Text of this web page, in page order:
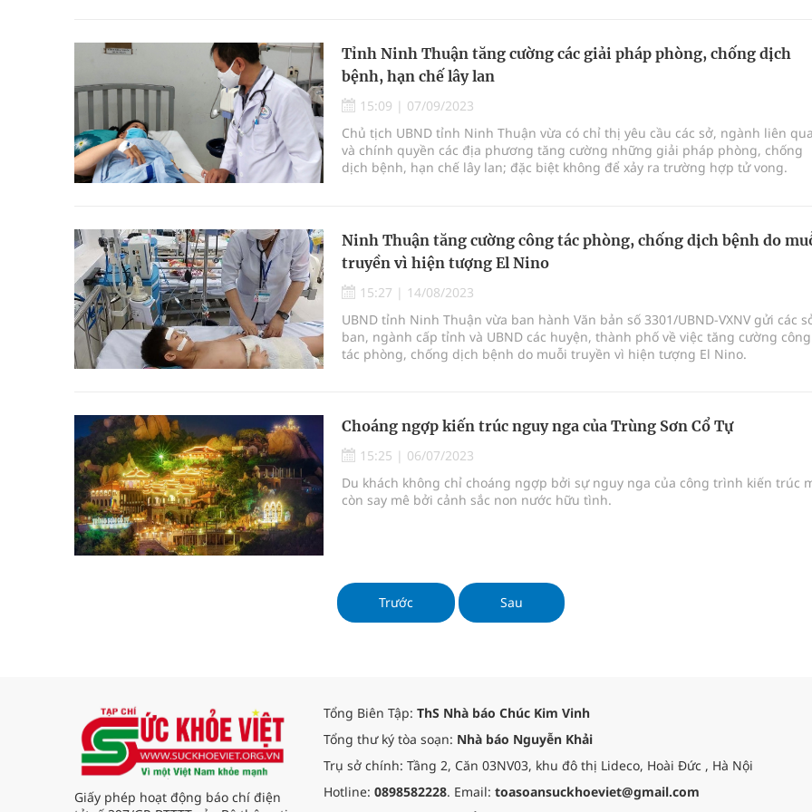
Tỉnh Ninh Thuận tăng cường các giải pháp phòng, chống dịch
bệnh, hạn chế lây lan
15:09 | 07/09/2023
Chủ tịch UBND tỉnh Ninh Thuận vừa có chỉ thị yêu cầu các sở, ngành liên
và chính quyền các địa phương tăng cường những giải pháp phòng, chống
dịch bệnh, hạn chế lây lan; đặc biệt không để xảy ra trường hợp tử vong.
Ninh Thuận tăng cường công tác phòng, chống dịch bệnh do
truyền vì hiện tượng El Nino
15:27 | 14/08/2023
UBND tỉnh Ninh Thuận vừa ban hành Văn bản số 3301/UBND-VXNV gửi các
ban, ngành cấp tỉnh và UBND các huyện, thành phố về việc tăng cường công
tác phòng, chống dịch bệnh do muỗi truyền vì hiện tượng El Nino.
Choáng ngợp kiến trúc nguy nga của Trùng Sơn Cổ Tự
15:25 | 06/07/2023
Du khách không chỉ choáng ngợp bởi sự nguy nga của công trình kiến trúc
còn say mê bởi cảnh sắc non nước hữu tình.
Trước Sau
Giấy phép hoạt động báo chí điện
Tổng Biên Tập: ThS Nhà báo Chúc Kim Vinh
Tổng thư ký tòa soạn: Nhà báo Nguyễn Khải
Trụ sở chính: Tầng 2, Căn 03NV03, khu đô thị Lideco, Hoài Đức , Hà Nội
Hotline: 0898582228. Email: toasoansuckhoeviet@gmail.com